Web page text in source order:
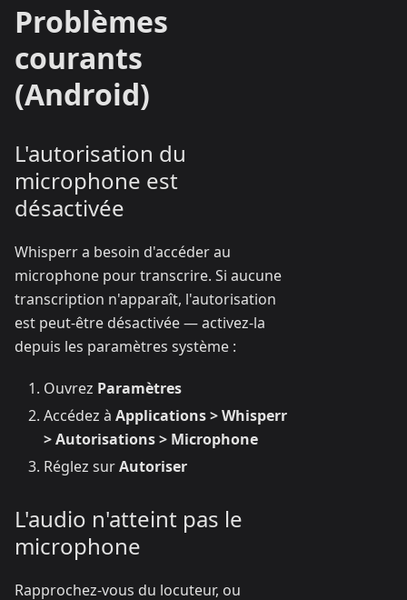
Problèmes
courants
(Android)
L'autorisation du
microphone est
désactivée
Whisperr a besoin d'accéder au
microphone pour transcrire. Si aucune
transcription n'apparaît, l'autorisation
est peut-être désactivée — activez-la
depuis les paramètres système :
Ouvrez Paramètres
Accédez à Applications > Whisperr
> Autorisations > Microphone
Réglez surAutoriser
L'audio n'atteint pas le
microphone
Rapprochez-vous du locuteur, ou